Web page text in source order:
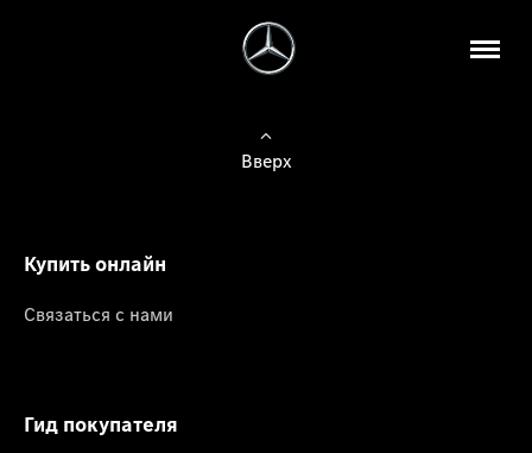
Вверх
Купить онлайн
Связаться с нами
Гид покупателя